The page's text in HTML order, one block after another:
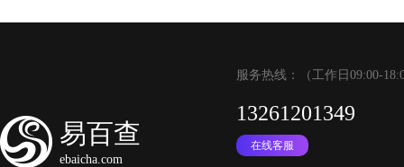
易百查
ebaicha.com
服务热线：（工作日09:00-
13261201349
在线客服